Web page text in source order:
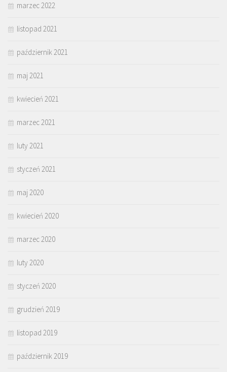
marzec 2022
listopad 2021
październik 2021
maj 2021
kwiecień 2021
marzec 2021
luty 2021
styczeń 2021
maj 2020
kwiecień 2020
marzec 2020
luty 2020
styczeń 2020
grudzień 2019
listopad 2019
październik 2019